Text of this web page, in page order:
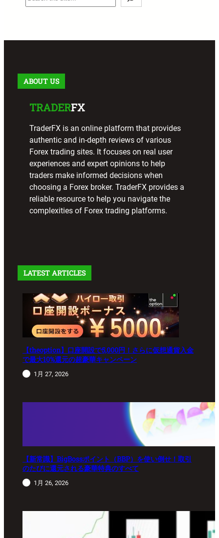
e
c
ABOUT US
TRADERFX
TraderFX is an online platform that provides
authentic and in-depth reviews of various
Forex trading sites. It focuses on real user
experiences and expert opinions to help
traders make informed decisions when
choosing a Forex broker. TraderFX provides a
reliable resource to help you navigate the
complexities of Forex trading platforms.
LATEST ARTICLES
【theoption】口座開設で5,000円！さらに仮想通貨入金
で最大10%還元の超豪華キャンペーン
1月 27, 2026
【新常識】BigBossポイント（BBP）を使い倒せ！取引
のたびに還元される豪華特典のすべて
1月 26, 2026